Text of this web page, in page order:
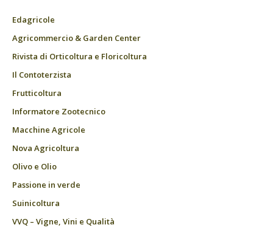
Edagricole
Agricommercio & Garden Center
Rivista di Orticoltura e Floricoltura
Il Contoterzista
Frutticoltura
Informatore Zootecnico
Macchine Agricole
Nova Agricoltura
Olivo e Olio
Passione in verde
Suinicoltura
VVQ – Vigne, Vini e Qualità